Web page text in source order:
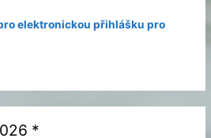
elektronickou přihlášku pro
*